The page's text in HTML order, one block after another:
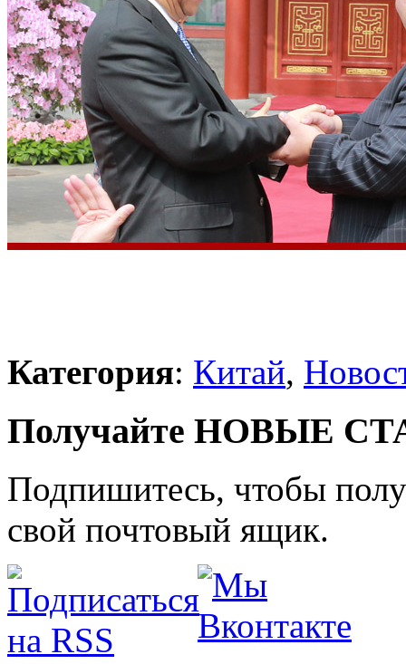
Категория: Китай,
Получайте НОВЫЕ
Подпишитесь, чтобы
свой почтовый ящик.